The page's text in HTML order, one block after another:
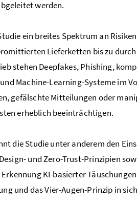
werden.
ein breites Spektrum an
Lieferketten bis zu
stehen Deepfakes, Phishing,
Machine-Learning-Systeme im
gefälschte Mitteilungen oder
erheblich beeinträchtigen.
die Studie unter anderem den
und Zero-Trust-Prinzipien
KI-basierter
und das Vier-Augen-Prinzip in